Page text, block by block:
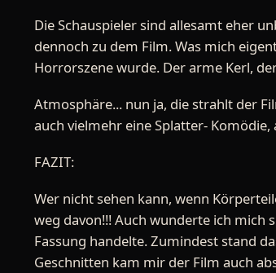
Die Schauspieler sind allesamt eher
dennoch zu dem Film. Was mich
Horrorszene wurde. Der arme Kerl,
Atmosphäre... nun ja, die strahlt der
auch vielmehr eine Splatter-
FAZIT:
Wer nicht sehen kann, wenn
weg davon!!! Auch wunderte ich mich
Fassung handelte. Zumindest stand
Geschnitten kam mir der Film auch